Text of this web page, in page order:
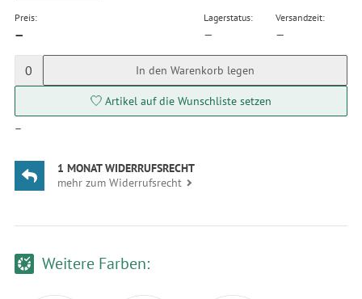
Preis:
—
Lagerstatus:
—
Versandzeit:
—
0 In den Warenkorb legen
Artikel auf die Wunschliste setzen
—
1 MONAT WIDERRUFSRECHT
mehr zum Widerrufsrecht
Weitere Farben: